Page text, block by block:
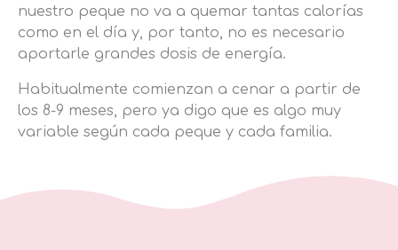
nuestro peque no va a quemar tantas calorías
como en el día y, por tanto, no es necesario
aportarle grandes dosis de energía.
Habitualmente comienzan a cenar a partir de
los 8-9 meses, pero ya digo que es algo muy
variable según cada peque y cada familia.